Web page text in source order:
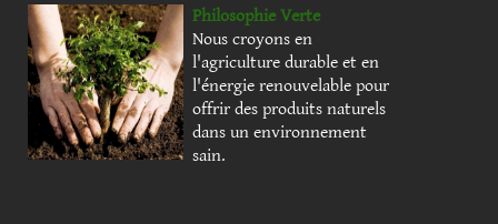
Philosophie Verte
Nous croyons en
l'agriculture durable et en
l'énergie renouvelable pour
offrir des produits naturels
dans un environnement
sain.